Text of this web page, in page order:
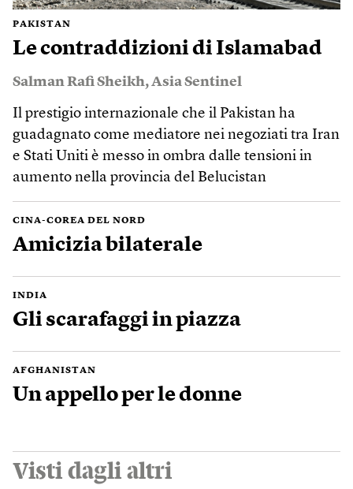
PAKISTAN
Le contraddizioni di Islamabad
Salman Rafi Sheikh,Asia Sentinel
Il prestigio internazionale che il Pakistan ha
guadagnato come mediatore nei negoziati tra Iran
e Stati Uniti è messo in ombra dalle tensioni in
aumento nella provincia del Belucistan
CINA-COREA DEL NORD
Amicizia bilaterale
INDIA
Gli scarafaggi in piazza
AFGHANISTAN
Un appello per le donne
Visti dagli altri